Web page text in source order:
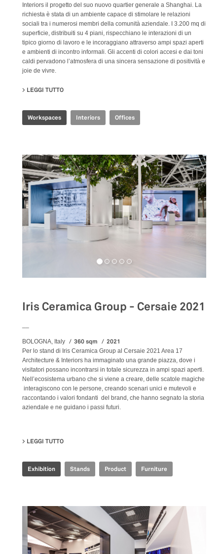
Interiors il progetto del suo nuovo quartier generale a Shanghai. La
richiesta è stata di un ambiente capace di stimolare le relazioni
sociali tra i numerosi membri della comunità aziendale. I 3.200 mq di
superficie, distribuiti su 4 piani, rispecchiano le interazioni di un
tipico giorno di lavoro e le incoraggiano attraverso ampi spazi aperti
e ambienti di incontro informali. Gli accenti di colori accesi e dai toni
caldi pervadono l’atmosfera di una sincera sensazione di positività e
joie de vivre.
LEGGI TUTTO
Workspaces Interiors Offices
Iris Ceramica Group - Cersaie 2021
BOLOGNA, Italy 360 sqm 2021
Per lo stand di Iris Ceramica Group al Cersaie 2021 Area 17
Architecture & Interiors ha immaginato una grande piazza, dove i
visitatori possano incontrarsi in totale sicurezza in ampi spazi aperti.
Nell’ecosistema urbano che si viene a creare, delle scatole magiche
interagiscono con le persone, creando scenari unici e mutevoli e
raccontando i valori fondanti del brand, che hanno segnato la storia
aziendale e ne guidano i passi futuri.
LEGGI TUTTO
Exhibition Stands Product Furniture